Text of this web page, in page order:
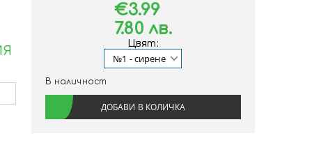
€3.99
7.80 лв.
Цвят:
В наличност